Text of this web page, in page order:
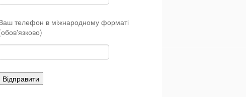
телефон в міжнародному форматі